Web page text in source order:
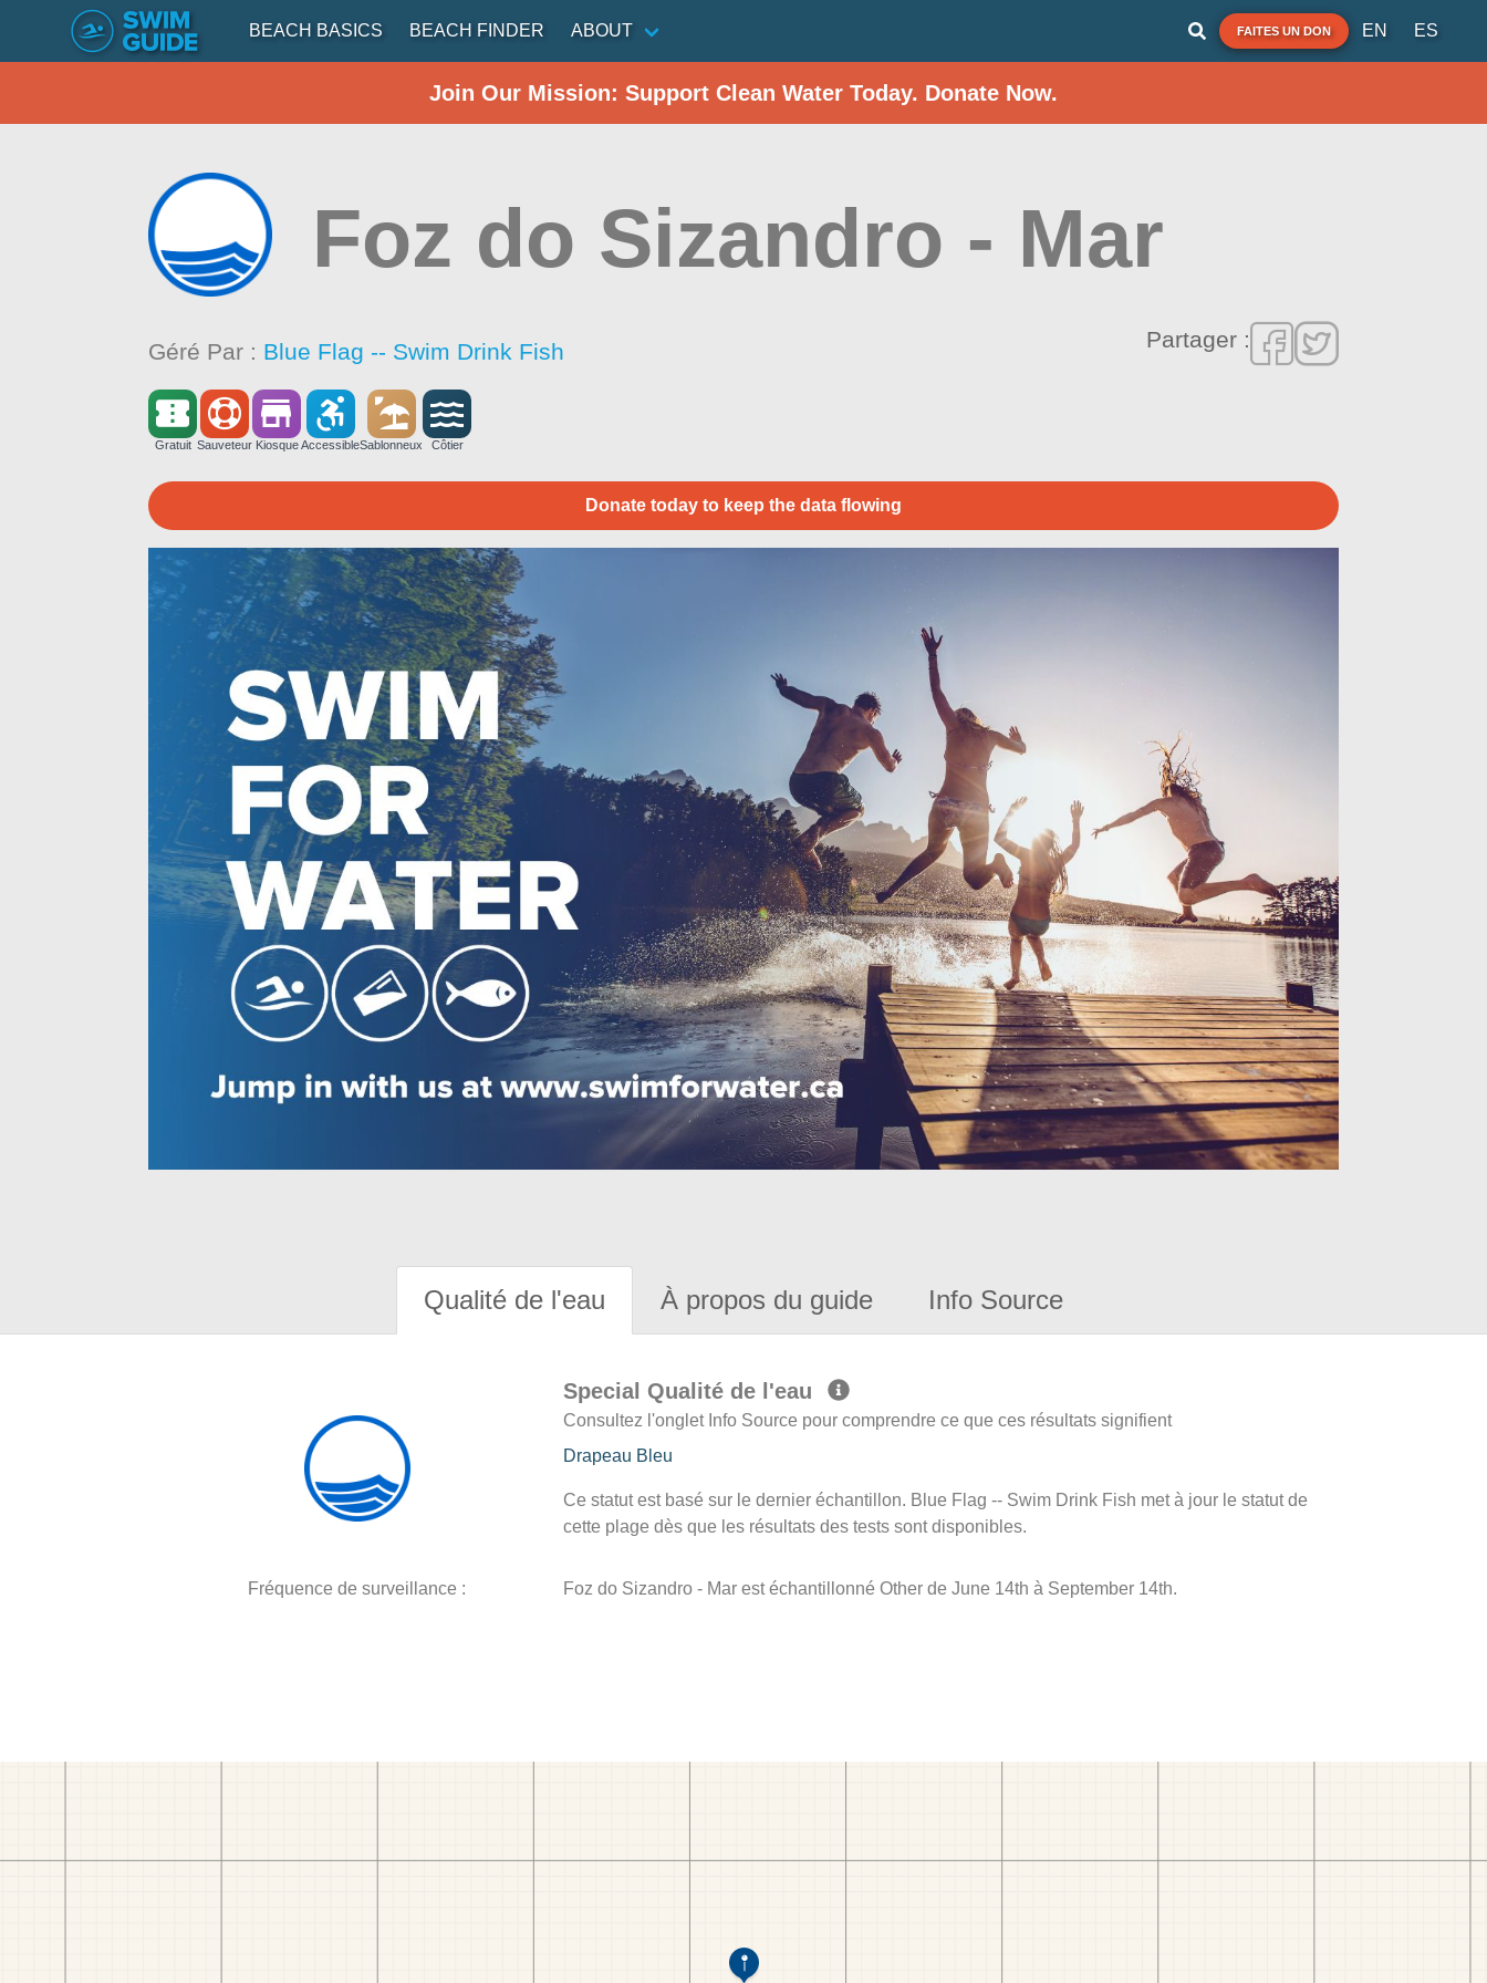
BEACH BASICS BEACH FINDER ABOUT FAITES UN DON EN ES
Join Our Mission: Support Clean Water Today. Donate Now.
Foz do Sizandro - Mar
Géré Par : Blue Flag -- Swim Drink Fish Partager :
Gratuit Sauveteur Kiosque AccessibleSablonneux Côtier
Donate today to keep the data flowing
Qualité de l'eau À propos du guide Info Source
Special Qualité de l'eau
Consultez l'onglet Info Source pour comprendre ce que ces résultats signifient
Drapeau Bleu
Ce statut est basé sur le dernier échantillon. Blue Flag -- Swim Drink Fish met à jour le statut de
cette plage dès que les résultats des tests sont disponibles.
Fréquence de surveillance : Foz do Sizandro - Mar est échantillonné Other de June 14th à September 14th.